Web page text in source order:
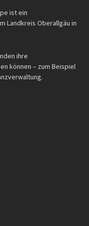
ist ein
Landkreis Oberallgäu in
ihre
können – zum Beispiel